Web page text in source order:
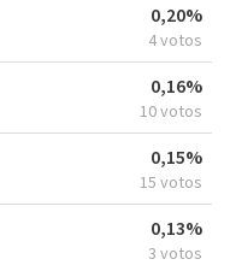
0,20%
4 votos
0,16%
10 votos
0,15%
15 votos
0,13%
3 votos